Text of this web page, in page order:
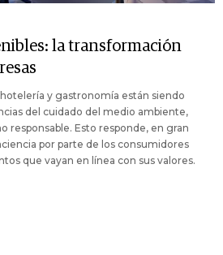
la transformación
y gastronomía están siendo
del cuidado del medio ambiente,
responsable. Esto responde, en gran
por parte de los consumidores
que vayan en línea con sus valores.